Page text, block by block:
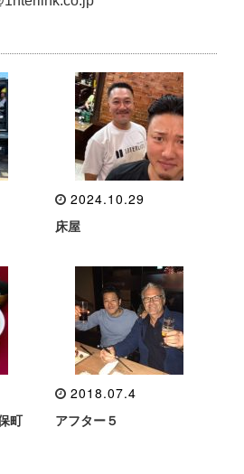
2024.10.29
床屋
町
2018.07.4
アフター５